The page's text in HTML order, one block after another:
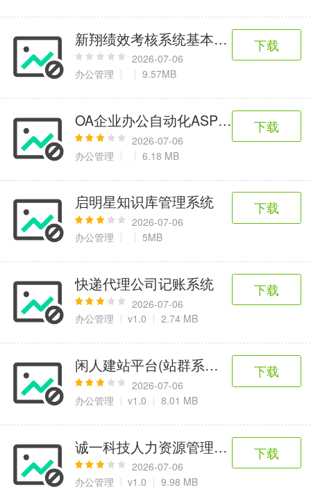
医疗健康
6千+款应用
母婴育儿
2百+款应用
趣味娱乐
3千+款应用
9百+款应用
新翔绩效考核系统基本版V2022
2026-07-06
办公管理
9.57MB
下载
OA企业办公自动化ASP.NET版
2026-07-06
办公管理
6.18 MB
下载
启明星知识库管理系统
2026-07-06
办公管理
5MB
下载
快递代理公司记账系统
2026-07-06
办公管理
v1.0 2.74 MB
下载
闲人建站平台(站群系统)源码
2026-07-06
办公管理
v1.0 8.01 MB
下载
诚一科技人力资源管理系统
2026-07-06
办公管理
v1.0 9.98 MB
下载